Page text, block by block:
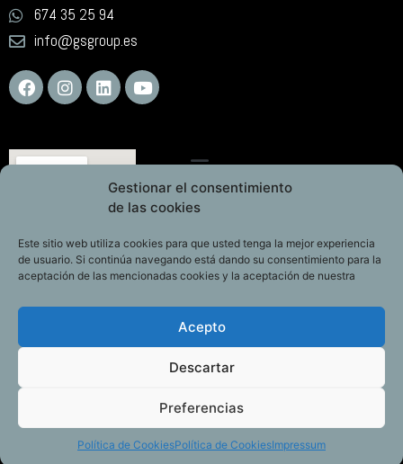
Gestionar el consentimiento
de las cookies
Este sitio web utiliza cookies para que usted tenga la mejor experiencia
de usuario. Si continúa navegando está dando su consentimiento para la
aceptación de las mencionadas cookies y la aceptación de nuestra
Acepto
Descartar
Preferencias
Política de CookiesPolítica de CookiesImpressum
674 35 25 94
info@gsgroup.es